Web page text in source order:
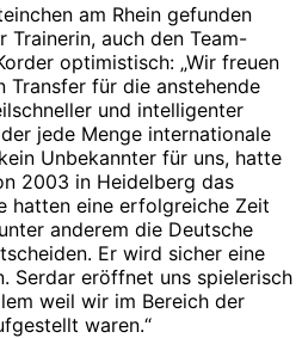
am Rhein gefunden
Trainerin, auch den Team-
optimistisch: „Wir freuen
Transfer für die anstehende
und intelligenter
jede Menge internationale
Unbekannter für uns, hatte
2003 in Heidelberg das
hatten eine erfolgreiche Zeit
anderem die Deutsche
Er wird sicher eine
Serdar eröffnet uns spielerisch
weil wir im Bereich der
waren.“